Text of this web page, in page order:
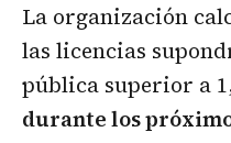
La organización
las licencias
pública superior a
durante los